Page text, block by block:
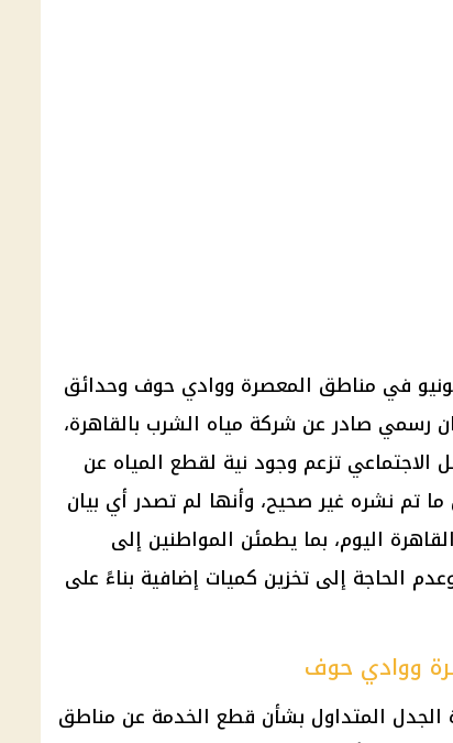
مستقرة اليوم السبت 27 يونيو في مناطق المعصرة ووادي حوف وحدائق
رسمي صادر عن شركة مياه الشرب بالقاهرة،
الاجتماعي تزعم وجود نية لقطع المياه عن
تم نشره غير صحيح، وأنها لم تصدر أي بيان
اليوم، بما يطمئن المواطنين إلى
الحاجة إلى تخزين كميات إضافية بناءً على
ووادي حوف
المتداول بشأن قطع الخدمة عن مناطق